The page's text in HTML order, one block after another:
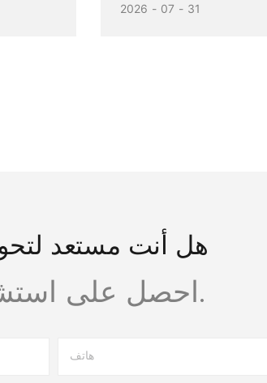
2026
07 31
هل أنت مستعد
احصل على استشارة مجانية وتصميم مبدئي اليوم.
هاتف